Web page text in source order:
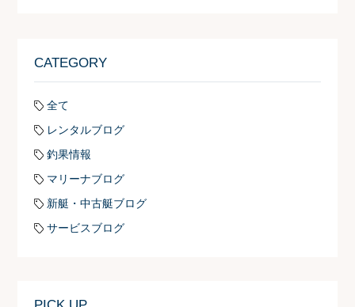
CATEGORY
全て
レンタルブログ
釣果情報
マリーナブログ
新艇・中古艇ブログ
サービスブログ